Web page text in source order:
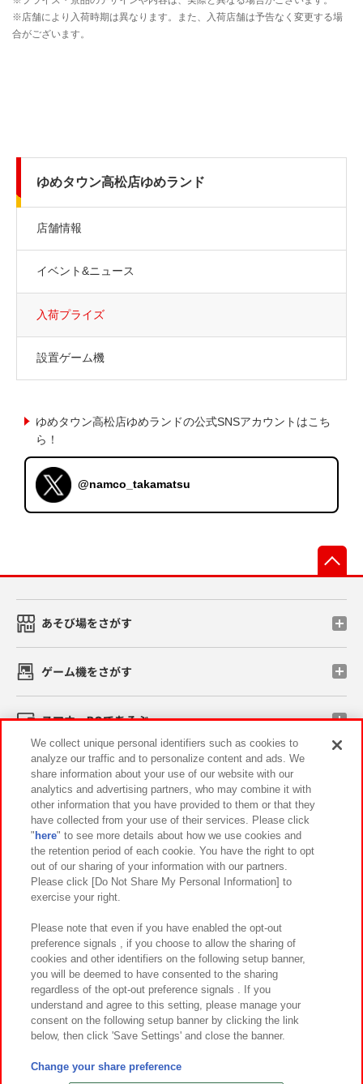
ゆめタウン高松店ゆめランド
店舗情報
イベント&ニュース
入荷プライズ
設置ゲーム機
ゆめタウン高松店ゆめランドの公式SNSアカウントはこち
ら！
@namco_takamatsu
あそび場をさがす
ゲーム機をさがす
スマホ・PCであそぶ
イベント・キャンペーン
関連会社 サステナビリティ サイトポリシー
プライバシーポリシー ウェブアクセシビリティ方針と検証結果
お取引先さまとともに
カスタマーハラスメント対応方針 よくあるご質問・お問い合わせ
©Bandai Namco Amusement Inc.
©Bandai Namco Amusement Lab Inc.
We collect unique personal identifiers such as cookies to
analyze our traffic and to personalize content and ads. We
share information about your use of our website with our
analytics and advertising partners, who may combine it with
other information that you have provided to them or that they
have collected from your use of their services. Please click
" here" to see more details about how we use cookies and
the retention period of each cookie. You have the right to opt
out of our sharing of your information with our partners.
Please click [Do Not Share My Personal Information] to
exercise your right.
Please note that even if you have enabled the opt-out
preference signals , if you choose to allow the sharing of
cookies and other identifiers on the following setup banner,
you will be deemed to have consented to the sharing
regardless of the opt-out preference signals . If you
understand and agree to this setting, please manage your
consent on the following setup banner by clicking the link
below, then click 'Save Settings' and close the banner.
Change your share preference